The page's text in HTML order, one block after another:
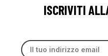
ISCRIVITI